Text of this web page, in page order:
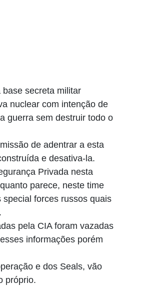
secreta militar
nuclear com intenção de
guerra sem destruir todo o
de adentrar a esta
e desativa-la.
Privada nesta
parece, neste time
forces russos quais
pela CIA foram vazadas
informações porém
e dos Seals, vão
próprio.